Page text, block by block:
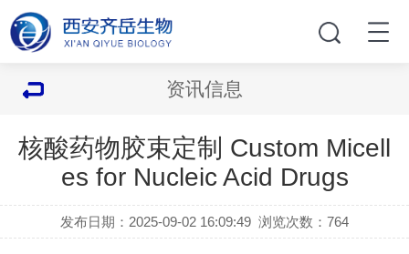
资讯信息
核酸药物胶束定制 Custom Micell
es for Nucleic Acid Drugs
发布日期：2025-09-02 16:09:49 浏览次数：764